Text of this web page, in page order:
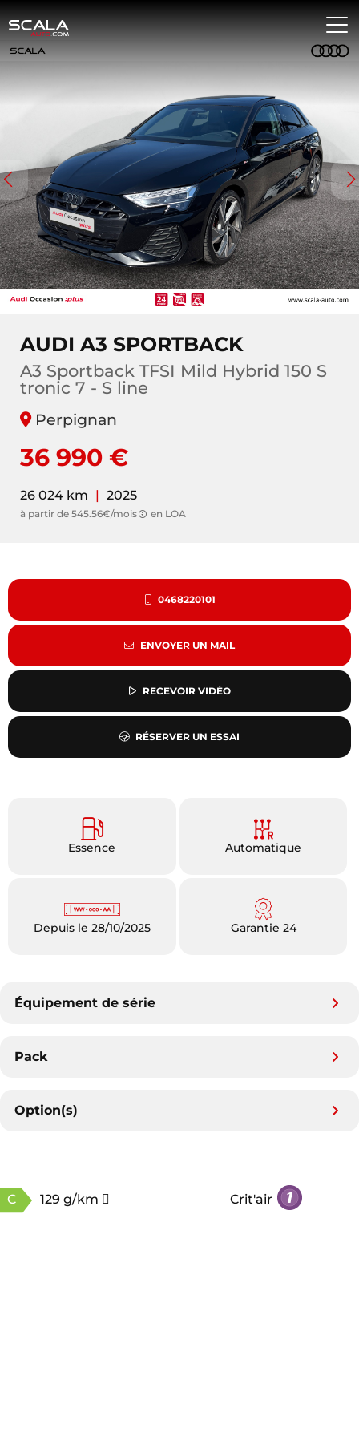
AUDI A3 SPORTBACK
A3 Sportback TFSI Mild Hybrid 150 S
tronic 7 - S line
Perpignan
36 990 €
26 024 km | 2025
à partir de 545.56€/mois en LOA
0468220101
ENVOYER UN MAIL
RECEVOIR VIDÉO
RÉSERVER UN ESSAI
Essence Automatique
Depuis le 28/10/2025 Garantie 24
Équipement de série
Pack
Option(s)
C 129 g/km Crit'air